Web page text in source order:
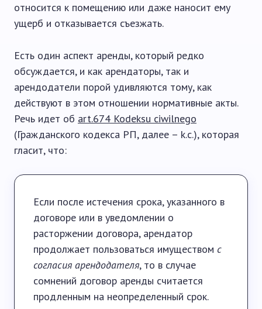
относится к помещению или даже наносит ему
ущерб и отказывается съезжать.
Есть один аспект аренды, который редко
обсуждается, и как арендаторы, так и
арендодатели порой удивляются тому, как
действуют в этом отношении нормативные акты.
Речь идет об art.674 Kodeksu ciwilnego
(Гражданского кодекса РП, далее – k.c.), которая
гласит, что:
Если после истечения срока, указанного в
договоре или в уведомлении о
расторжении договора, арендатор
продолжает пользоваться имуществом с
согласия арендодателя, то в случае
сомнений договор аренды считается
продленным на неопределенный срок.